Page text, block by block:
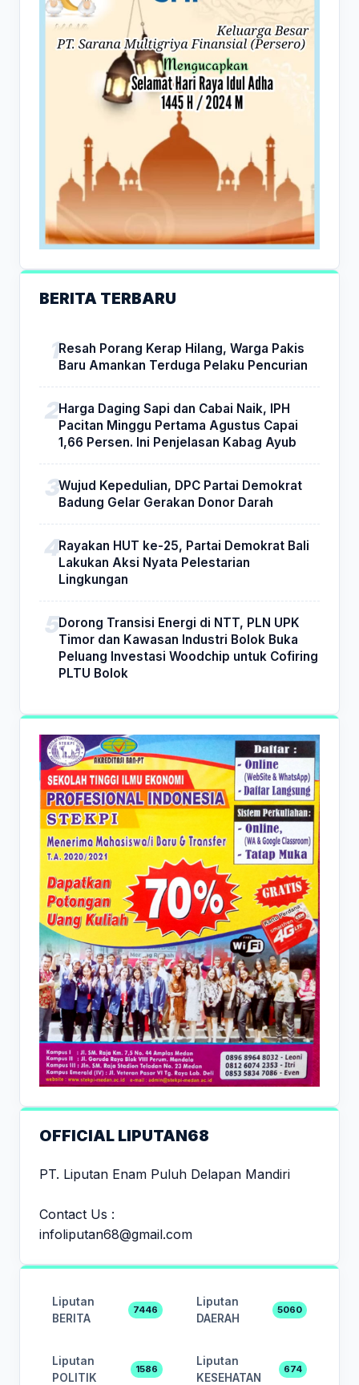
BERITA TERBARU
Resah Porang Kerap Hilang, Warga Pakis
Baru Amankan Terduga Pelaku Pencurian
Harga Daging Sapi dan Cabai Naik, IPH
Pacitan Minggu Pertama Agustus Capai
1,66 Persen. Ini Penjelasan Kabag Ayub
Wujud Kepedulian, DPC Partai Demokrat
Badung Gelar Gerakan Donor Darah
Rayakan HUT ke-25, Partai Demokrat Bali
Lakukan Aksi Nyata Pelestarian
Lingkungan
Dorong Transisi Energi di NTT, PLN UPK
Timor dan Kawasan Industri Bolok Buka
Peluang Investasi Woodchip untuk Cofiring
PLTU Bolok
OFFICIAL LIPUTAN68
PT. Liputan Enam Puluh Delapan Mandiri
Contact Us :
infoliputan68@gmail.com
Liputan
BERITA
7446
Liputan
DAERAH
5060
Liputan
POLITIK
1586
Liputan
KESEHATAN
674